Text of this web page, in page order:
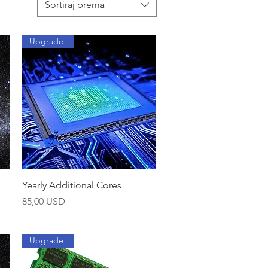
Sortiraj prema
Brzi pregled
Upgrade!
Yearly Additional Cores
Cijena
85,00 USD
Upgrade!